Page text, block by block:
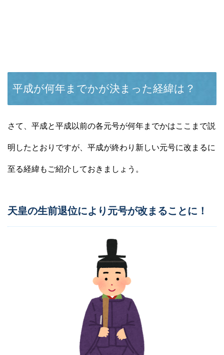
平成が何年までかが決まった経緯は？
さて、平成と平成以前の各元号が何年までかはここまで説
明したとおりですが、平成が終わり新しい元号に改まるに
至る経緯もご紹介しておきましょう。
天皇の生前退位により元号が改まることに！